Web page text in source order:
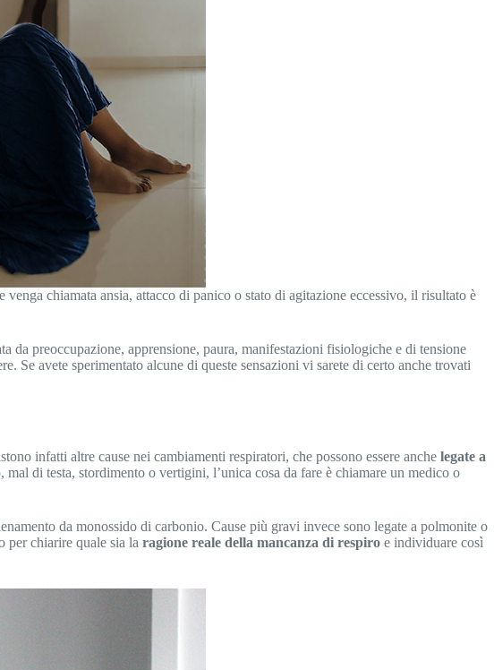
chiamata ansia, attacco di panico o stato di agitazione eccessivo, il risultato è
da preoccupazione, apprensione, paura, manifestazioni fisiologiche e di tensione
Se avete sperimentato alcune di queste sensazioni vi sarete di certo anche trovati
infatti altre cause nei cambiamenti respiratori, che possono essere anche legate a
di testa, stordimento o vertigini, l’unica cosa da fare è chiamare un medico o
da monossido di carbonio. Cause più gravi invece sono legate a polmonite o
per chiarire quale sia la ragione reale della mancanza di respiro e individuare così